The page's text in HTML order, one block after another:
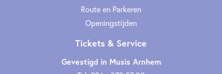
Route en Parkeren
Openingstijden
Tickets & Service
Gevestigd in Musis Arnhem